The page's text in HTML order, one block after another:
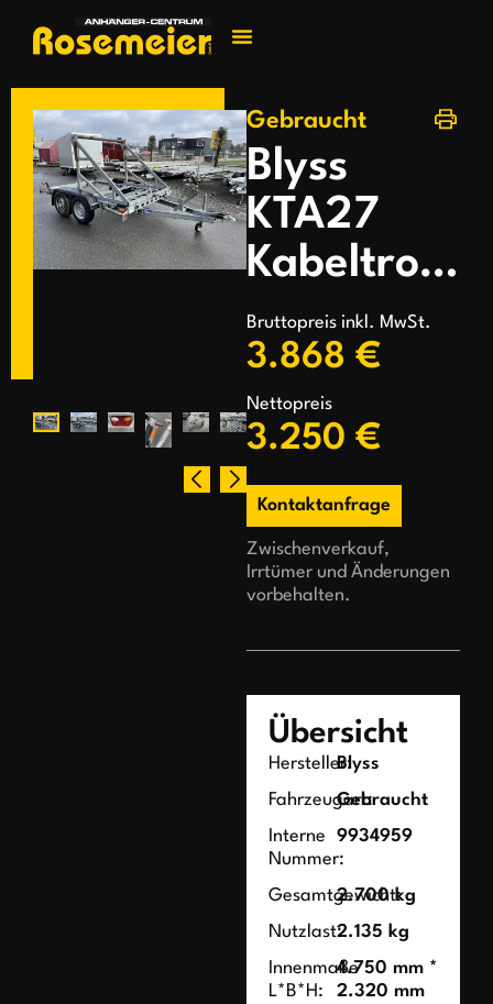
Gebraucht
Blyss
KTA27
Kabeltrommelanhänger
Bruttopreis inkl. MwSt.
3.868 €
Nettopreis
3.250 €
Kontaktanfrage
Zwischenverkauf,
Irrtümer und Änderungen
vorbehalten.
Übersicht
Hersteller:Blyss
Fahrzeugart:Gebraucht
Interne
Nummer:
9934959
Gesamtgewicht:
2.700 kg
Nutzlast:2.135 kg
Innenmaße
L*B*H:
4.750 mm *
2.320 mm